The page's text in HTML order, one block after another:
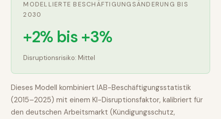
MODELLIERTE BESCHÄFTIGUNGSÄNDERUNG BIS
2030
+2% bis +3%
Disruptionsrisiko: Mittel
Dieses Modell kombiniert IAB-Beschäftigungsstatistik
(2015–2025) mit einem KI-Disruptionsfaktor, kalibriert für
den deutschen Arbeitsmarkt (Kündigungsschutz,